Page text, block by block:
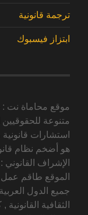
ترجمة قانونية
ابتزاز فيسبوك
موقع محاماة نت
متنوعة
استشارات
هو أضخم نظام
الإشراف القانوني :
الموقع طاقم
جميع الدول
الثقافية